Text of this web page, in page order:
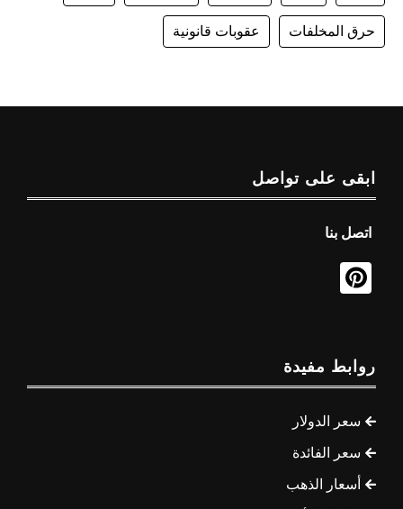
حرق المخلفات عقوبات قانونية
ابقى على تواصل
اتصل بنا
روابط مفيدة
سعر الدولار
سعر الفائدة
أسعار الذهب